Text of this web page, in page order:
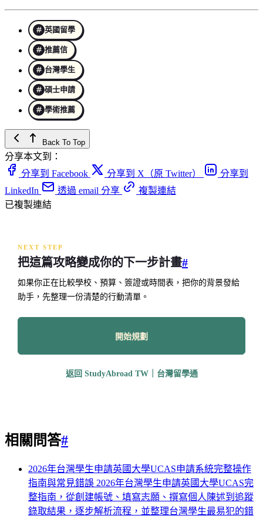
英國留學
推薦信
台灣學生
碩士申請
學術推薦
Back To Top
分享本文到：
分享到 Facebook
分享到 X（原 Twitter）
分享到
LinkedIn
透過 email 分享
複製連結
已複製連結
NEXT STEP
把這篇攻略變成你的下一步計畫#
如果你正在比較學校、預算、簽證或時間表，把你的背景發給
助手，先整理一份清楚的行動清單。
開始規劃
返回 StudyAbroad TW｜台灣留學通
相關問答#
2026年台灣學生申請英國大學UCAS申請系統完整操作
指南與常見錯誤 2026年台灣學生申請英國大學UCAS完
整指南，從創建帳號、填寫志願、撰寫個人陳述到追蹤
錄取結果，逐步解析流程，並整理台灣學生最易犯的錯